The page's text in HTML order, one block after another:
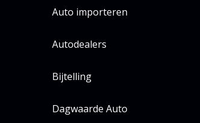
Auto importeren
Autodealers
Bijtelling
Dagwaarde Auto